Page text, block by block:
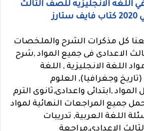
اللغه الانجليزيه للصف الثالث
كل مذكرات الشرح والملخصات
الاعدادى فى جميع المواد ,شرح
اللغة الانجليزية , اللغة
وجغرافيا), العلوم
,ابتدائى واعدادى,ثانوى الترم
جميع المراجعات النهائية لمواد
اللغة العربية, تدريبات
الاعدادي,مراجعة